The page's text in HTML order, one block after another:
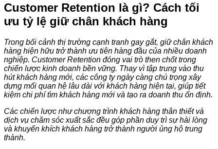
Customer Retention là gì? Cách tối
ưu tỷ lệ giữ chân khách hàng
Trong bối cảnh thị trường cạnh tranh gay gắt, giữ chân khách
hàng hiện hữu trở thành ưu tiên hàng đầu của nhiều doanh
nghiệp. Customer Retention đóng vai trò then chốt trong
chiến lược kinh doanh bền vững. Thay vì tập trung vào thu
hút khách hàng mới, các công ty ngày càng chú trọng xây
dựng mối quan hệ lâu dài với khách hàng hiện tại, giúp tiết
kiệm chi phí tìm khách hàng mới và tạo ra doanh thu ổn định.
Các chiến lược như chương trình khách hàng thân thiết và
dịch vụ chăm sóc xuất sắc đều góp phần duy trì sự hài lòng
và khuyến khích khách hàng trở thành người ủng hộ trung
thành.